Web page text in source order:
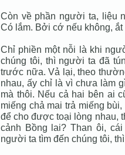
Còn về phần người ta, liệu
Có lắm. Bởi cớ nếu không,
Chỉ phiền một nỗi là khi
chúng tôi, thì người ta đã
trước nữa. Vả lại, theo
nhau, ấy chỉ là vì chưa làm
mà thôi. Nếu cả hai bên ai
miếng chả mai trả miếng
để cho được toại lòng nhau,
cảnh Bồng lai? Than ôi,
người ta tìm đến chúng tôi,